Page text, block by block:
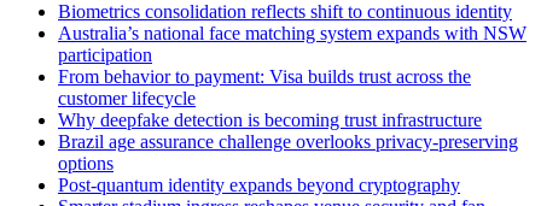
Biometrics consolidation reflects shift to continuous identity
Australia’s national face matching system expands with NSW
participation
From behavior to payment: Visa builds trust across the
customer lifecycle
Why deepfake detection is becoming trust infrastructure
Brazil age assurance challenge overlooks privacy-preserving
options
Post-quantum identity expands beyond cryptography